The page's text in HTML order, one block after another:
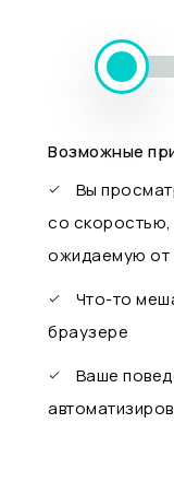
Возможные
Вы
со
ожидаемую от
Что-то
браузере
Ваше